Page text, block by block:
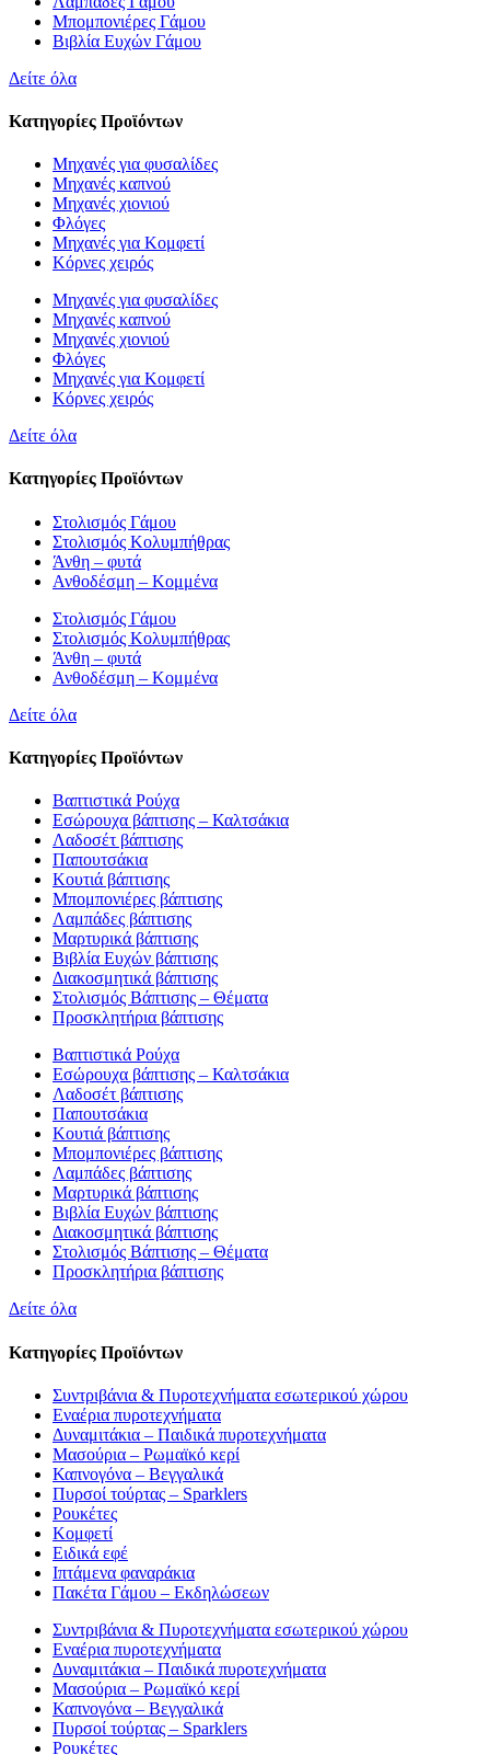
Μπομπονιέρες Γάμου
Βιβλία Ευχών Γάμου
Δείτε όλα
Κατηγορίες Προϊόντων
Μηχανές για φυσαλίδες
Μηχανές καπνού
Μηχανές χιονιού
Φλόγες
Μηχανές για Κομφετί
Κόρνες χειρός
Μηχανές για φυσαλίδες
Μηχανές καπνού
Μηχανές χιονιού
Φλόγες
Μηχανές για Κομφετί
Κόρνες χειρός
Δείτε όλα
Κατηγορίες Προϊόντων
Στολισμός Γάμου
Στολισμός Κολυμπήθρας
Άνθη – φυτά
Ανθοδέσμη – Κομμένα
Στολισμός Γάμου
Στολισμός Κολυμπήθρας
Άνθη – φυτά
Ανθοδέσμη – Κομμένα
Δείτε όλα
Κατηγορίες Προϊόντων
Βαπτιστικά Ρούχα
Εσώρουχα βάπτισης – Καλτσάκια
Λαδοσέτ βάπτισης
Παπουτσάκια
Κουτιά βάπτισης
Μπομπονιέρες βάπτισης
Λαμπάδες βάπτισης
Μαρτυρικά βάπτισης
Βιβλία Ευχών βάπτισης
Διακοσμητικά βάπτισης
Στολισμός Βάπτισης – Θέματα
Προσκλητήρια βάπτισης
Βαπτιστικά Ρούχα
Εσώρουχα βάπτισης – Καλτσάκια
Λαδοσέτ βάπτισης
Παπουτσάκια
Κουτιά βάπτισης
Μπομπονιέρες βάπτισης
Λαμπάδες βάπτισης
Μαρτυρικά βάπτισης
Βιβλία Ευχών βάπτισης
Διακοσμητικά βάπτισης
Στολισμός Βάπτισης – Θέματα
Προσκλητήρια βάπτισης
Δείτε όλα
Κατηγορίες Προϊόντων
Συντριβάνια & Πυροτεχνήματα εσωτερικού χώρου
Εναέρια πυροτεχνήματα
Δυναμιτάκια – Παιδικά πυροτεχνήματα
Μασούρια – Ρωμαϊκό κερί
Καπνογόνα – Βεγγαλικά
Πυρσοί τούρτας – Sparklers
Ρουκέτες
Κομφετί
Ειδικά εφέ
Ιπτάμενα φαναράκια
Πακέτα Γάμου – Εκδηλώσεων
Συντριβάνια & Πυροτεχνήματα εσωτερικού χώρου
Εναέρια πυροτεχνήματα
Δυναμιτάκια – Παιδικά πυροτεχνήματα
Μασούρια – Ρωμαϊκό κερί
Καπνογόνα – Βεγγαλικά
Πυρσοί τούρτας – Sparklers
Ρουκέτες